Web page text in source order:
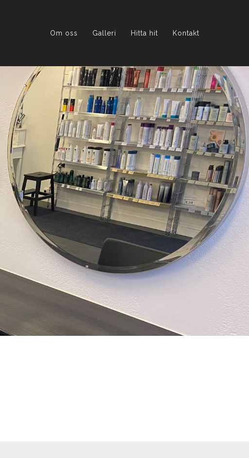
Om oss Galleri Hitta hit Kontakt